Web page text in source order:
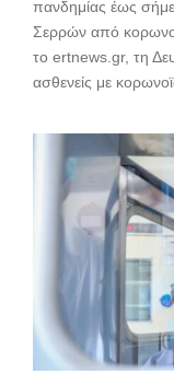
πανδημίας έως
Σερρών από
το ertnews.gr, τη
ασθενείς με